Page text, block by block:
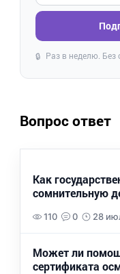
🔒 Раз в неделю. Без
Вопрос ответ
Как
сомнительную
110 0 28
Может ли
сертификата